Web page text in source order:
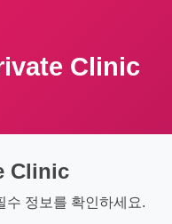
Clinic
Clinic
수 정보를 확인하세요.